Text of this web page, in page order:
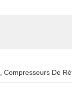
Compresseurs De